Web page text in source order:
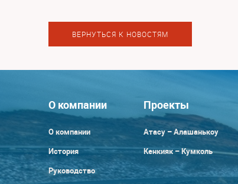
ВЕРНУТЬСЯ К НОВОСТЯМ
О компании
О компании
История
Руководство
Проекты
Атасу – Алашанькоу
Кенкияк – Кумколь